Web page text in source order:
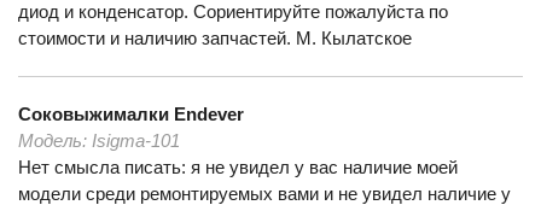
диод и конденсатор. Сориентируйте пожалуйста по
стоимости и наличию запчастей. М. Кылатское
Соковыжималки Endever
Модель: Isigma-101
Нет смысла писать: я не увидел у вас наличие моей
модели среди ремонтируемых вами и не увидел наличие у